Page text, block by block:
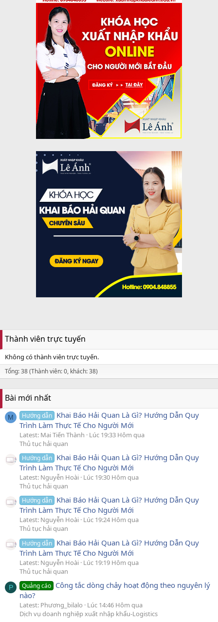
Thành viên trực tuyến
Không có thành viên trực tuyến.
Tổng: 38 (Thành viên: 0, khách: 38)
Bài mới nhất
M Hướng dẫn Khai Báo Hải Quan Là Gì? Hướng Dẫn Quy
Trình Làm Thực Tế Cho Người Mới
Latest: Mai Tiến Thành
Lúc 19:33 Hôm qua
Thủ tục hải quan
Hướng dẫn Khai Báo Hải Quan Là Gì? Hướng Dẫn Quy
Trình Làm Thực Tế Cho Người Mới
Latest: Nguyễn Hoài Lúc 19:30 Hôm qua
Thủ tục hải quan
Hướng dẫn Khai Báo Hải Quan Là Gì? Hướng Dẫn Quy
Trình Làm Thực Tế Cho Người Mới
Latest: Nguyễn Hoài Lúc 19:24 Hôm qua
Thủ tục hải quan
Hướng dẫn Khai Báo Hải Quan Là Gì? Hướng Dẫn Quy
Trình Làm Thực Tế Cho Người Mới
Latest: Nguyễn Hoài Lúc 19:19 Hôm qua
Thủ tục hải quan
P Quảng cáo Công tắc dòng chảy hoạt động theo nguyên lý
nào?
Latest: Phương_bilalo
Lúc 14:46 Hôm qua
Dịch vụ doanh nghiệp xuất nhập khẩu-Logistics